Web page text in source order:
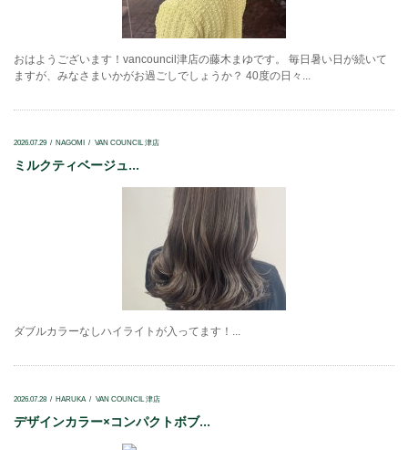
おはようございます！vancouncil津店の藤木まゆです。 毎日暑い日が続いて
ますが、みなさまいかがお過ごしでしょうか？ 40度の日々...
2026.07.29 NAGOMI VAN COUNCIL 津店
ミルクティベージュ...
ダブルカラーなしハイライトが入ってます！...
2026.07.28 HARUKA VAN COUNCIL 津店
デザインカラー×コンパクトボブ...